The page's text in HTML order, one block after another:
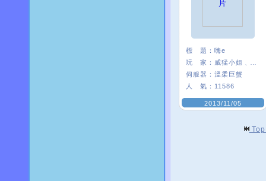
標 題： 嗨e
玩 家：
伺服器： 溫柔巨蟹
人 氣： 11586
2013/11/05